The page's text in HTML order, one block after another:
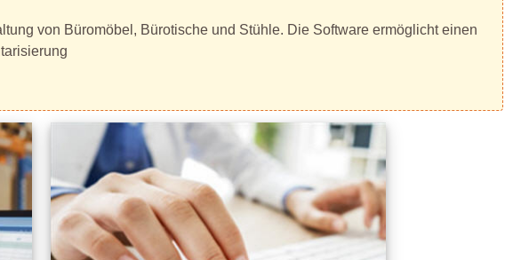
von Büromöbel, Bürotische und Stühle. Die Software ermöglicht einen